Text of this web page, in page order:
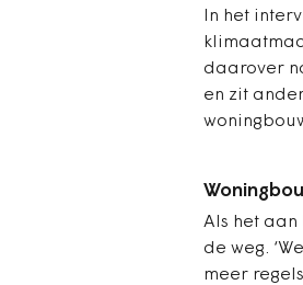
In het
daarover
en zit
Als het
de weg.
meer